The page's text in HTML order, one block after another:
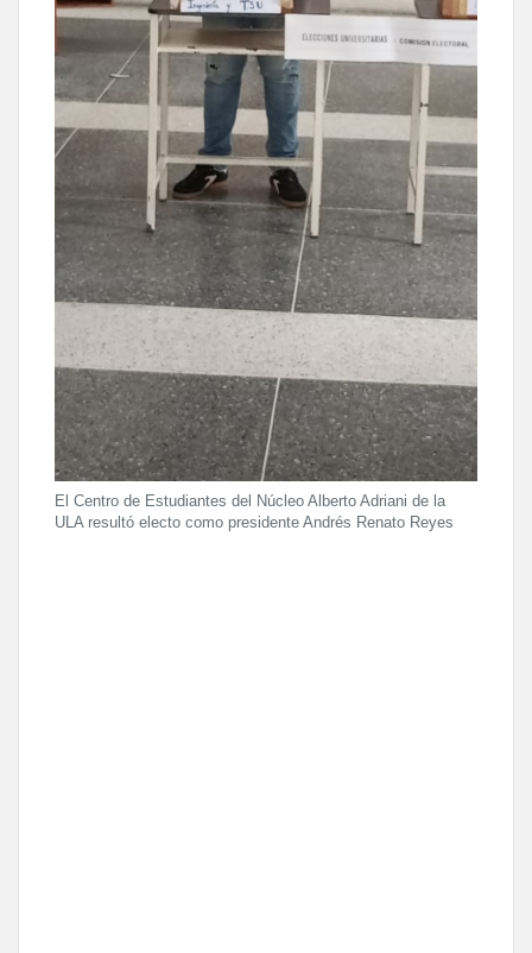
El Centro de Estudiantes del Núcleo Alberto Adriani de la
ULA resultó electo como presidente Andrés Renato Reyes